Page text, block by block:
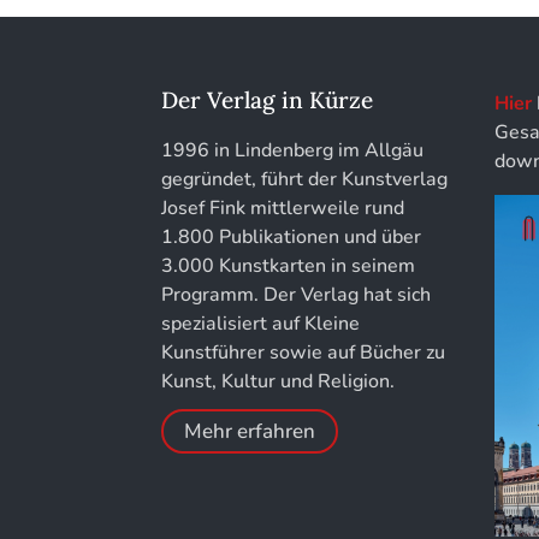
löhe:porträts
Jahresschriften der DGC
Deutsche Gesellschaft für
Chronometrie
Jahrbuch der Stiftung Thüringer
Schlösser und Gärten
Der Verlag in Kürze
1996 in Lindenberg im Allgäu
gegründet, führt der Kunstverlag
Josef Fink mittlerweile rund
1.800 Publikationen und über
3.000 Kunstkarten in seinem
Programm. Der Verlag hat sich
spezialisiert auf Kleine
Kunstführer sowie auf Bücher zu
Kunst, Kultur und Religion.
Mehr erfahren
Hier